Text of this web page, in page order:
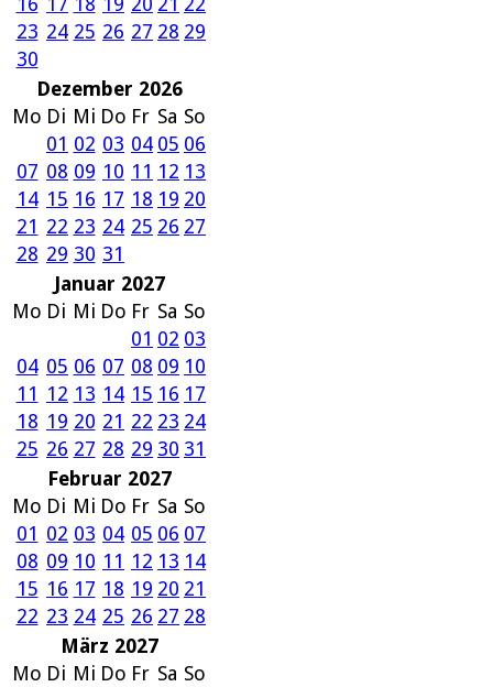
23 24 25 26 27 28 29
30
Dezember 2026
Mo Di Mi Do Fr Sa So
01 02 03 04 05 06
07 08 09 10 11 12 13
14 15 16 17 18 19 20
21 22 23 24 25 26 27
28 29 30 31
Januar 2027
Mo Di Mi Do Fr Sa So
01 02 03
04 05 06 07 08 09 10
11 12 13 14 15 16 17
18 19 20 21 22 23 24
25 26 27 28 29 30 31
Februar 2027
Mo Di Mi Do Fr Sa So
01 02 03 04 05 06 07
08 09 10 11 12 13 14
15 16 17 18 19 20 21
22 23 24 25 26 27 28
März 2027
Mo Di Mi Do Fr Sa So